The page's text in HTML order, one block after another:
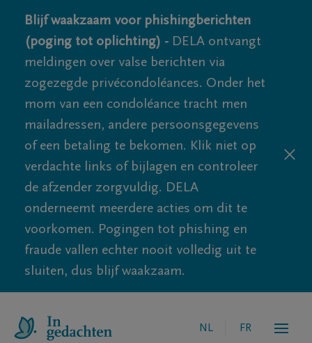
Blijf waakzaam voor phishingberichten
(poging tot oplichting) - DELA ontvangt
meldingen over valse berichten via
zogezegde privécondoléances. Onder het
mom van een condoléance tracht men
mailadressen, andere persoonsgegevens
of een betaling te bekomen. Klik niet op
verdachte links of bijlagen en controleer
de afzender zorgvuldig. DELA
onderneemt meerdere acties om dit te
voorkomen. Pogingen tot phishing en
fraude vallen echter nooit volledig uit te
sluiten, dus blijf waakzaam.
NL FR